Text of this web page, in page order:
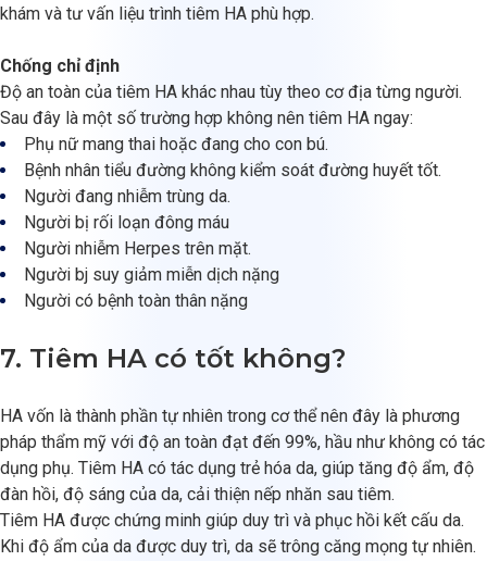
khám và tư vấn liệu trình tiêm HA phù hợp.
Chống chỉ định
Độ an toàn của tiêm HA khác nhau tùy theo cơ địa từng người.
Sau đây là một số trường hợp không nên tiêm HA ngay:
Phụ nữ mang thai hoặc đang cho con bú.
Bệnh nhân tiểu đường không kiểm soát đường huyết tốt.
Người đang nhiễm trùng da.
Người bị rối loạn đông máu
Người nhiễm Herpes trên mặt.
Người bj suy giảm miễn dịch nặng
Người có bệnh toàn thân nặng
7. Tiêm HA có tốt không?
HA vốn là thành phần tự nhiên trong cơ thể nên đây là phương
pháp thẩm mỹ với độ an toàn đạt đến 99%, hầu như không có tác
dụng phụ. Tiêm HA có tác dụng trẻ hóa da, giúp tăng độ ẩm, độ
đàn hồi, độ sáng của da, cải thiện nếp nhăn sau tiêm.
Tiêm HA được chứng minh giúp duy trì và phục hồi kết cấu da.
Khi độ ẩm của da được duy trì, da sẽ trông căng mọng tự nhiên.